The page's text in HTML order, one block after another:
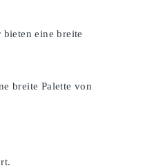
eine breite
breite Palette von